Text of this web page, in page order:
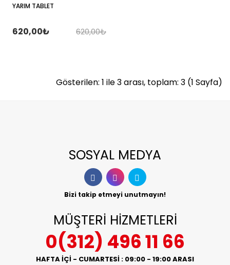
YARIM TABLET
620,00₺ 620,00₺
Gösterilen: 1 ile 3 arası, toplam: 3 (1 Sayfa)
SOSYAL MEDYA
Bizi takip etmeyi unutmayın!
MÜŞTERİ HİZMETLERİ
0(312) 496 11 66
HAFTA İÇİ - CUMARTESİ : 09:00 - 19:00 ARASI